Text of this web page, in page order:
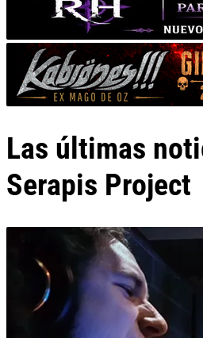
Las últimas
Serapis Project